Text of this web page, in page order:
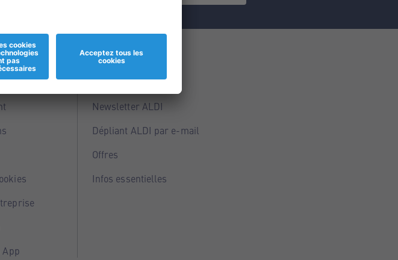
Service
Points ALDI
Newsletter ALDI
Dépliant ALDI par e-mail
Offres
Infos essentielles